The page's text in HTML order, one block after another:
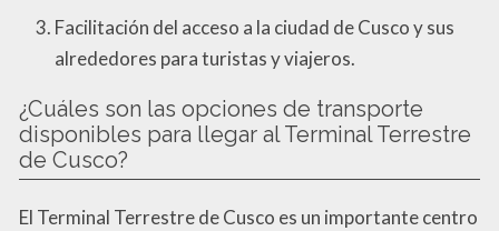
Facilitación del acceso a la ciudad de Cusco y sus
alrededores para turistas y viajeros.
¿Cuáles son las opciones de transporte
disponibles para llegar al Terminal Terrestre
de Cusco?
El Terminal Terrestre de Cusco es un importante centro